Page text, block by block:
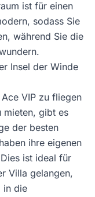
ist für einen
sodass Sie
während Sie die
Insel der Winde
VIP zu fliegen
mieten, gibt es
der besten
ihre eigenen
ist ideal für
Villa gelangen,
in die